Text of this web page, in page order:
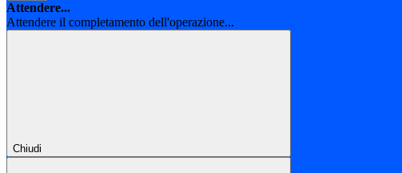
Attendere...
Attendere il completamento dell'operazione...
Chiudi